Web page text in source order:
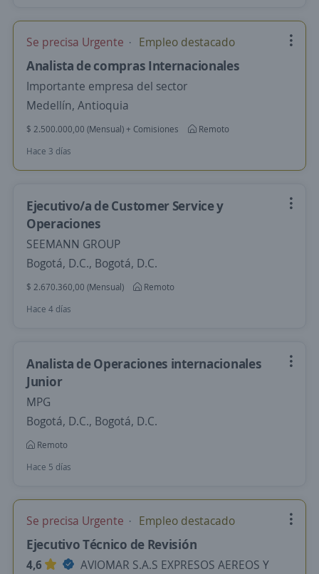
Se precisa Urgente Empleo destacado
Analista de compras Internacionales
Importante empresa del sector
Medellín, Antioquia
$ 2.500.000,00 (Mensual) + Comisiones
Remoto
Hace 3 días
Ejecutivo/a de Customer Service y
Operaciones
SEEMANN GROUP
Bogotá, D.C., Bogotá, D.C.
$ 2.670.360,00 (Mensual)
Remoto
Hace 4 días
Analista de Operaciones internacionales
Junior
MPG
Bogotá, D.C., Bogotá, D.C.
Remoto
Hace 5 días
Se precisa Urgente Empleo destacado
Ejecutivo Técnico de Revisión
4,6
AVIOMAR S.A.S EXPRESOS AEREOS Y